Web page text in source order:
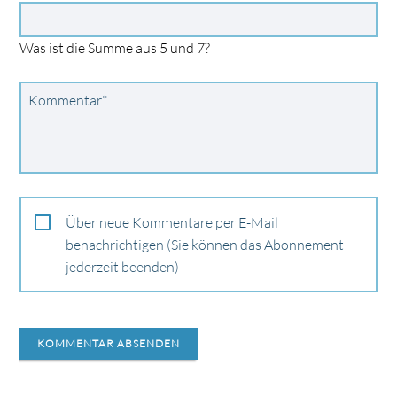
Was ist die Summe aus 5 und 7?
Pflichtfeld
Kommentar*
Über neue Kommentare per E-Mail
benachrichtigen (Sie können das Abonnement
jederzeit beenden)
KOMMENTAR ABSENDEN